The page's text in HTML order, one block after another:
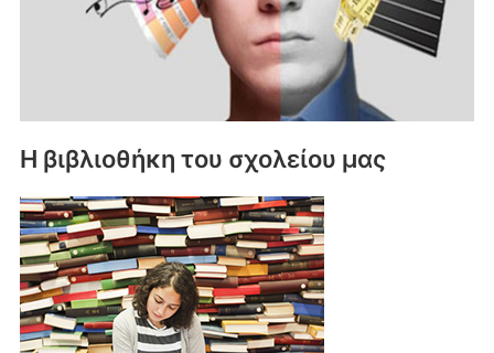
Η βιβλιοθήκη του σχολείου μας